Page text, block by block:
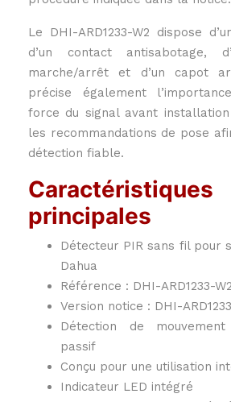
Le DHI-ARD1233-W2 dispose
d’un contact antisabotage,
marche/arrêt et d’un capot
précise également
force du signal avant
les recommandations de pose
détection fiable.
Caractéristiques
principales
Détecteur PIR sans fil pour
Dahua
Référence : DHI-ARD1233-W2
Version notice : DHI-
Détection de
passif
Conçu pour une utilisation
Indicateur LED intégré